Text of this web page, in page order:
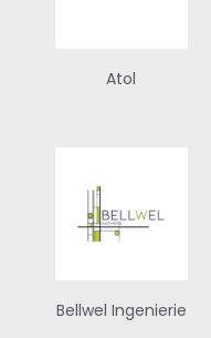
Atol
Bellwel Ingenierie